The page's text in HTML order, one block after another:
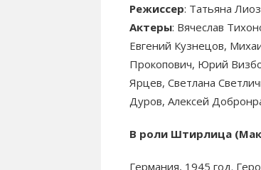
Режиссер: Татьяна
Актеры: Вячеслав
Евгений Кузнецов,
Прокопович, Юрий
Ярцев, Светлана
Дуров, Алексей
В роли Штирлица
Германия, 1945 год.